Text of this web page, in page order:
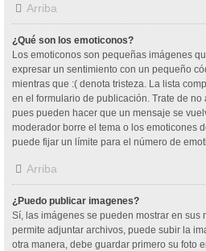
Arriba
¿Qué son los emoticonos?
Los emoticonos son pequeñas imágenes
expresar un sentimiento con un pequeño
mientras que :( denota tristeza. La lista
en el formulario de publicación. Trate de
pues pueden hacer que un mensaje se
moderador borre el tema o los emoticones
puede fijar un límite para el número de
Arriba
¿Puedo publicar imagenes?
Sí, las imágenes se pueden mostrar en sus
permite adjuntar archivos, puede subir la
otra manera, debe guardar primero su foto